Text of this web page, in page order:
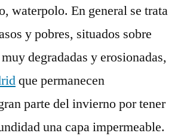
waterpolo. En general se trata
y pobres, situados sobre
degradadas y erosionadas,
que permanecen
parte del invierno por tener
una capa impermeable.